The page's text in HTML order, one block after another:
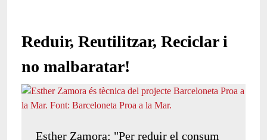
Reduir, Reutilitzar, Reciclar i
no malbaratar!
Esther Zamora: "Per reduir el consum